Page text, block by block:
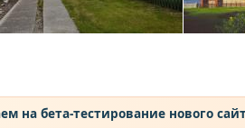
на бета-тестирование нового